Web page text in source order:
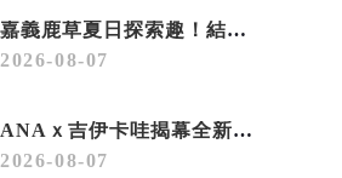
嘉義鹿草夏日探索趣！結合科學、農場與自然的親子小旅行
2026-08-07
ANAｘ吉伊卡哇揭幕全新彩繪機「Chiikawa JET」
2026-08-07